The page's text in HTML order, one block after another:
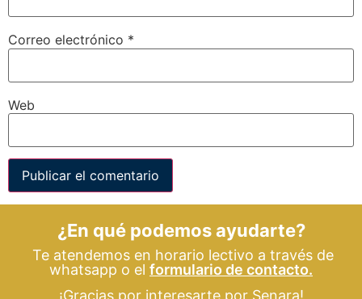
Correo electrónico *
Web
¿En qué podemos ayudarte?
Te atendemos en horario lectivo a través de
whatsapp o el formulario de contacto.
¡Gracias por interesarte por Senara!